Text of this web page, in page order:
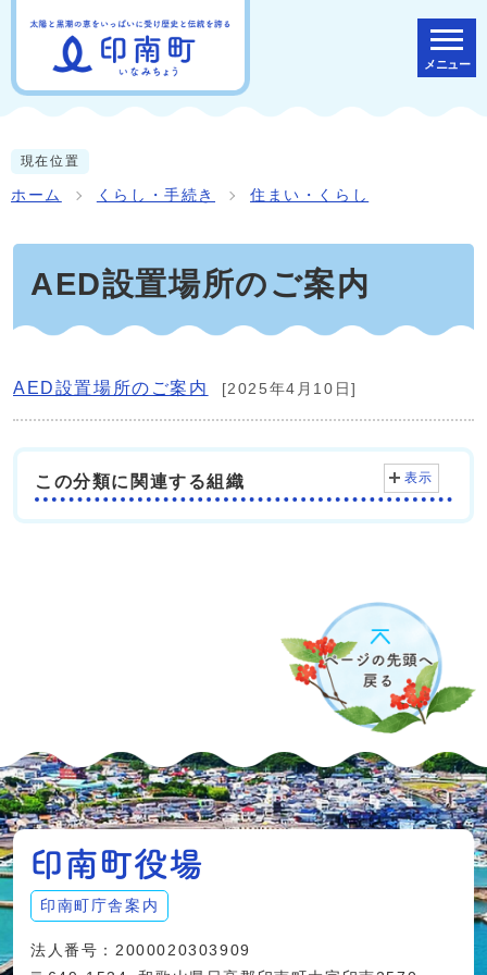
メニュー
現在位置
ホーム くらし・手続き 住まい・くらし
AED設置場所のご案内
AED設置場所のご案内 [2025年4月10日]
この分類に関連する組織 表示
印南町庁舎案内
法人番号：2000020303909